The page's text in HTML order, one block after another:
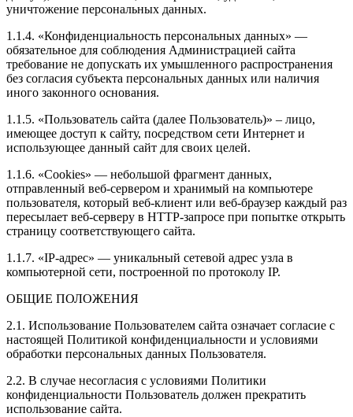
уничтожение персональных данных.
1.1.4. «Конфиденциальность персональных данных» —
обязательное для соблюдения Администрацией сайта
требование не допускать их умышленного распространения
без согласия субъекта персональных данных или наличия
иного законного основания.
1.1.5. «Пользователь сайта (далее Пользователь)» – лицо,
имеющее доступ к сайту, посредством сети Интернет и
использующее данный сайт для своих целей.
1.1.6. «Cookies» — небольшой фрагмент данных,
отправленный веб-сервером и хранимый на компьютере
пользователя, который веб-клиент или веб-браузер каждый раз
пересылает веб-серверу в HTTP-запросе при попытке открыть
страницу соответствующего сайта.
1.1.7. «IP-адрес» — уникальный сетевой адрес узла в
компьютерной сети, построенной по протоколу IP.
ОБЩИЕ ПОЛОЖЕНИЯ
2.1. Использование Пользователем сайта означает согласие с
настоящей Политикой конфиденциальности и условиями
обработки персональных данных Пользователя.
2.2. В случае несогласия с условиями Политики
конфиденциальности Пользователь должен прекратить
использование сайта.